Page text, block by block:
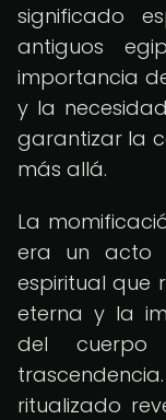
significado
antiguos
importancia
y la
garantizar la
más allá.
La
era un acto
espiritual que
eterna y la
del
ritualizado